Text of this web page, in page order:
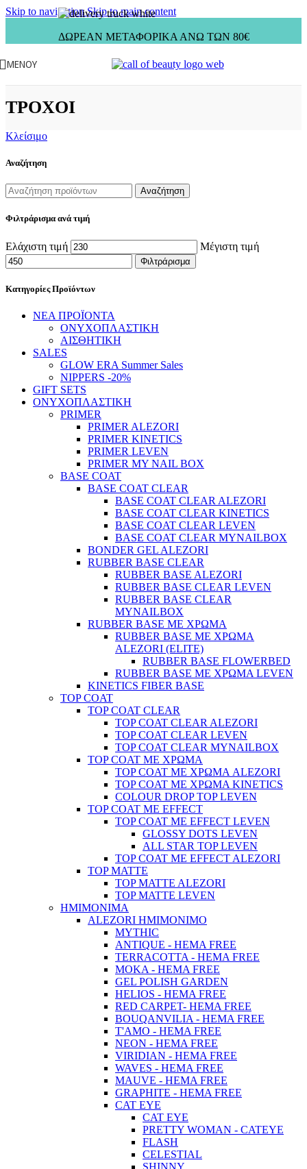
Skip to navigationSkip to main content
ΔΩΡΕΑΝ ΜΕΤΑΦΟΡΙΚΑ ΑΝΩ ΤΩΝ 80€
ΜΕΝΟΎ
ΤΡΟΧΟΙ
Κλείσιμο
Αναζήτηση
Αναζήτηση
Φιλτράρισμα ανά τιμή
Ελάχιστη τιμή Μέγιστη τιμή
Φιλτράρισμα
Κατηγορίες Προϊόντων
ΝΕΑ ΠΡΟΪΟΝΤΑ
ΟΝΥΧΟΠΛΑΣΤΙΚΗ
ΑΙΣΘΗΤΙΚΗ
SALES
GLOW ERA Summer Sales
NIPPERS -20%
GIFT SETS
ΟΝΥΧΟΠΛΑΣΤΙΚΗ
PRIMER
PRIMER ALEZORI
PRIMER KINETICS
PRIMER LEVEN
PRIMER MY NAIL BOX
BASE COAT
BASE COAT CLEAR
BASE COAT CLEAR ALEZORI
BASE COAT CLEAR KINETICS
BASE COAT CLEAR LEVEN
BASE COAT CLEAR MYNAILBOX
BONDER GEL ALEZORI
RUBBER BASE CLEAR
RUBBER BASE ALEZORI
RUBBER BASE CLEAR LEVEN
RUBBER BASE CLEAR
MYNAILBOX
RUBBER BASE ΜΕ ΧΡΩΜΑ
RUBBER BASE ΜΕ ΧΡΩΜΑ
ALEZORI (ELITE)
RUBBER BASE FLOWERBED
RUBBER BASE ΜΕ ΧΡΩΜΑ LEVEN
KINETICS FIBER BASE
TOP COAT
TOP COAT CLEAR
TOP COAT CLEAR ALEZORI
TOP COAT CLEAR LEVEN
TOP COAT CLEAR MYNAILBOX
TOP COAT ΜΕ ΧΡΩΜΑ
TOP COAT ΜΕ ΧΡΩΜΑ ALEZORI
TOP COAT ΜΕ ΧΡΩΜΑ KINETICS
COLOUR DROP TOP LEVEN
TOP COAT ΜΕ EFFECT
TOP COAT ME EFFECT LEVEN
GLOSSY DOTS LEVEN
ALL STAR TOP LEVEN
TOP COAT ME EFFECT ALEZORI
TOP MATTE
TOP MATTE ALEZORI
TOP MATTE LEVEN
ΗΜΙΜΟΝΙΜΑ
ALEZORI ΗΜΙΜΟΝΙΜΟ
MYTHIC
ANTIQUE - HEMA FREE
TERRACOTTA - HEMA FREE
MOKA - HEMA FREE
GEL POLISH GARDEN
HELIOS - HEMA FREE
RED CARPET- HEMA FREE
BOUQANVILIA - HEMA FREE
T'AMO - HEMA FREE
NEON - HEMA FREE
VIRIDIAN - HEMA FREE
WAVES - HEMA FREE
MAUVE - HEMA FREE
GRAPHITE - HEMA FREE
CAT EYE
CAT EYE
PRETTY WOMAN - CATEYE
FLASH
CELESTIAL
SHINNY